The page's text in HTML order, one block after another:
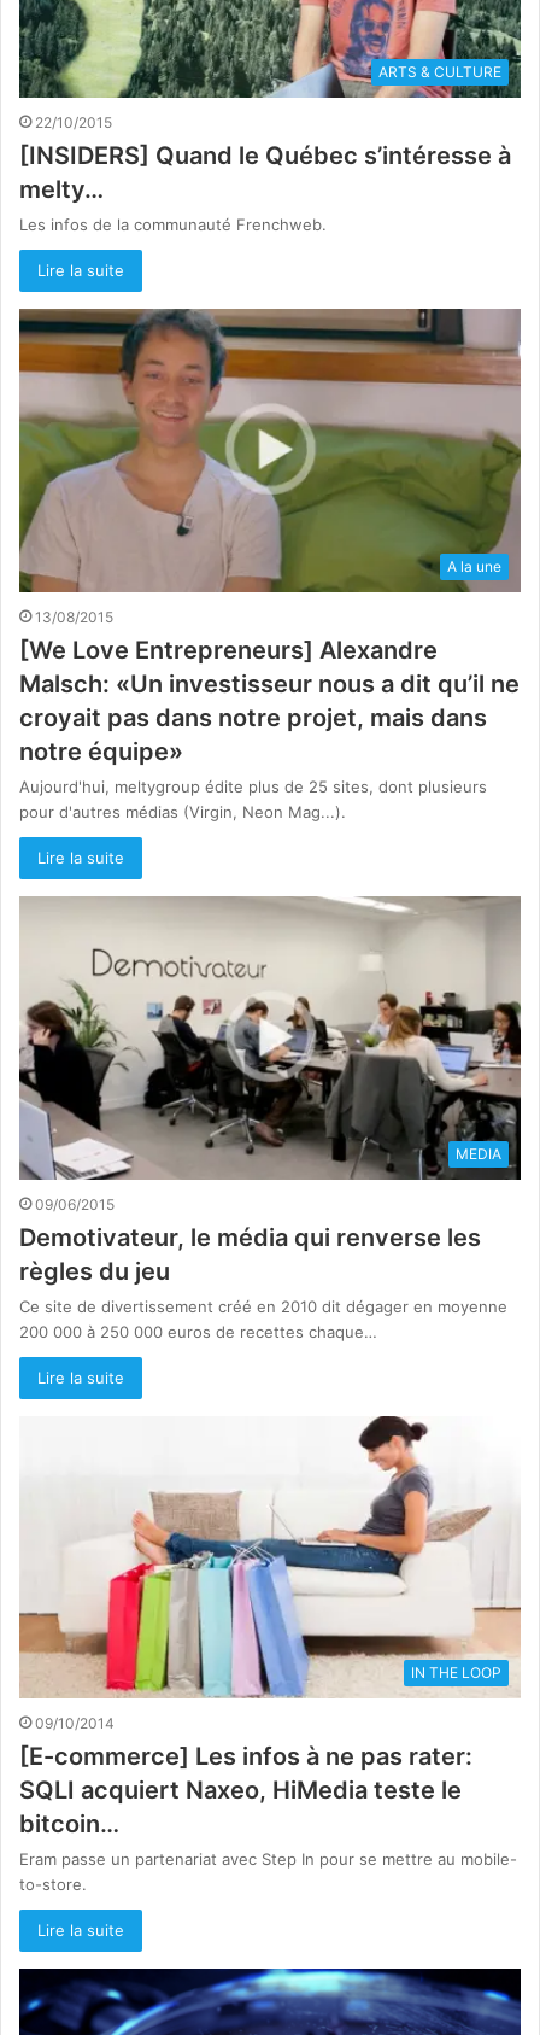
ARTS & CULTURE
22/10/2015
[INSIDERS] Quand le Québec s’intéresse à
melty…
Les infos de la communauté Frenchweb.
Lire la suite
A la une
13/08/2015
[We Love Entrepreneurs] Alexandre
Malsch: «Un investisseur nous a dit qu’il ne
croyait pas dans notre projet, mais dans
notre équipe»
Aujourd'hui, meltygroup édite plus de 25 sites, dont plusieurs
pour d'autres médias (Virgin, Neon Mag...).
Lire la suite
MEDIA
09/06/2015
Demotivateur, le média qui renverse les
règles du jeu
Ce site de divertissement créé en 2010 dit dégager en moyenne
200 000 à 250 000 euros de recettes chaque…
Lire la suite
IN THE LOOP
09/10/2014
[E-commerce] Les infos à ne pas rater:
SQLI acquiert Naxeo, HiMedia teste le
bitcoin…
Eram passe un partenariat avec Step In pour se mettre au mobile-
to-store.
Lire la suite